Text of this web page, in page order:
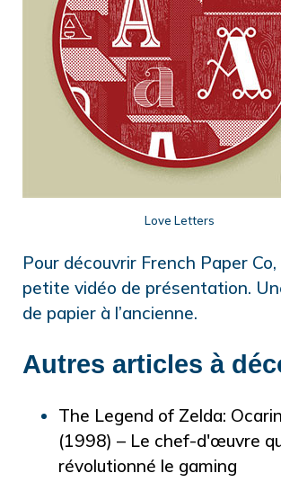
Love Letters
Pour découvrir French Paper
petite vidéo de présentation.
de papier à l’ancienne.
Autres articles à
The Legend of Zelda:
(1998) – Le chef-d'œuvre
révolutionné le gaming